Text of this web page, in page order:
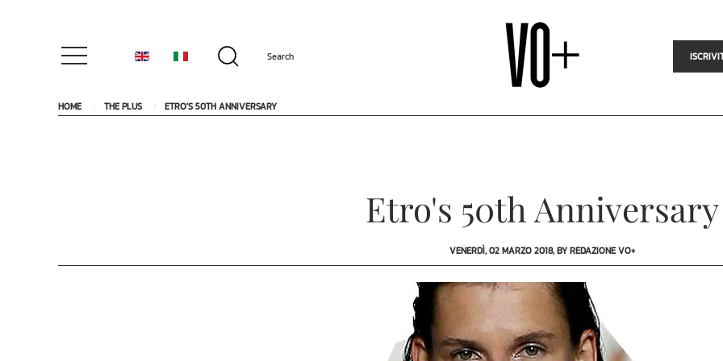
HOME THE PLUS ETRO'S 50TH ANNIVERSARY
Etro's 50th Anniversary
VENERDÌ, 02 MARZO 2018, BY REDAZIONE VO+